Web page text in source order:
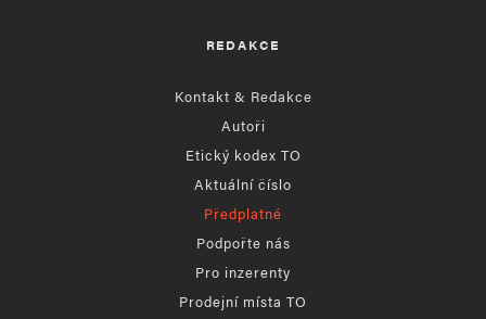
REDAKCE
Kontakt & Redakce
Autoři
Etický kodex TO
Aktuální číslo
Předplatné
Podpořte nás
Pro inzerenty
Prodejní místa TO